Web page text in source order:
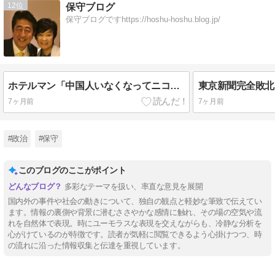
12 保守ブログ
保守ブログですhttps://hoshu-hoshu.blog.jp/
ホテルマン「中国人いなくなってニコニコしてるよ」
7ヶ月前 7ヶ月前
#政治 #保守
このブログのここがポイント
多彩なテーマを扱い、率直な意見を展開
国内外の事件や社会の動きについて、独自の観点と軽妙な筆致で伝えてい
ます。情報の裏側や背景に潜むささやかな感情に触れ、その場の空気や流
れを自然体で表現。時にユーモラスな表現を交えながらも、冷静な分析を
心がけているのが特徴です。読者が気軽に閲覧できるよう心掛けつつ、時
の流れに沿った情報収集と伝達を重視しています。